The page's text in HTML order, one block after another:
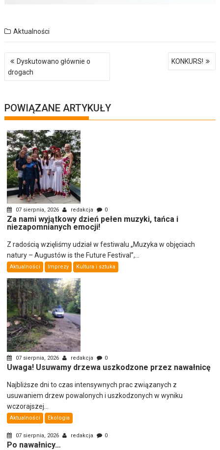
Aktualności
Nawigacja
wpisu
Dyskutowano głównie o
drogach
KONKURS!
POWIĄZANE ARTYKUŁY
07 sierpnia, 2026 redakcja 0
Za nami wyjątkowy dzień pełen muzyki, tańca i
niezapomnianych emocji!
Z radością wzięliśmy udział w festiwalu „Muzyka w objęciach
natury – Augustów is the Future Festival”,...
Aktualności Imprezy Kultura i sztuka
07 sierpnia, 2026 redakcja 0
Uwaga! Usuwamy drzewa uszkodzone przez nawałnicę
Najbliższe dni to czas intensywnych prac związanych z
usuwaniem drzew powalonych i uszkodzonych w wyniku
wczorajszej...
Aktualności Ekologia
07 sierpnia, 2026 redakcja 0
Po nawałnicy…